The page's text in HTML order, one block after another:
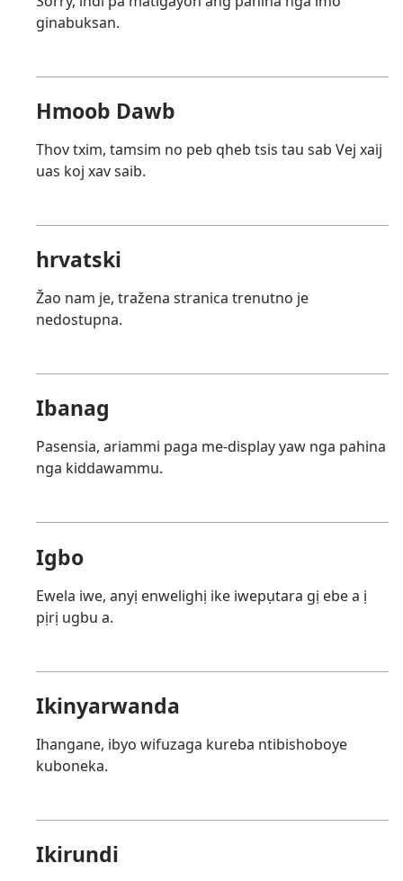
ginabuksan.
Hmoob Dawb
Thov txim, tamsim no peb qheb tsis tau sab Vej xaij
uas koj xav saib.
hrvatski
Žao nam je, tražena stranica trenutno je
nedostupna.
Ibanag
Pasensia, ariammi paga me-display yaw nga pahina
nga kiddawammu.
Igbo
Ewela iwe, anyị enwelighị ike iwepụtara gị ebe a ị
pịrị ugbu a.
Ikinyarwanda
Ihangane, ibyo wifuzaga kureba ntibishoboye
kuboneka.
Ikirundi